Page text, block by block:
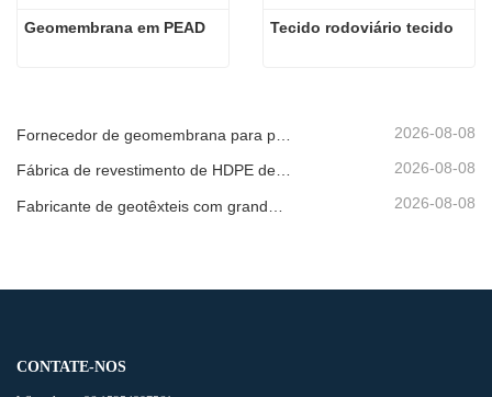
Geomembrana em PEAD Tecido rodoviário tecido
2026-08-08
Fábrica de revestimento de HDPE de produção rápida 2026-08-08
2026-08-08
CONTATE-NOS